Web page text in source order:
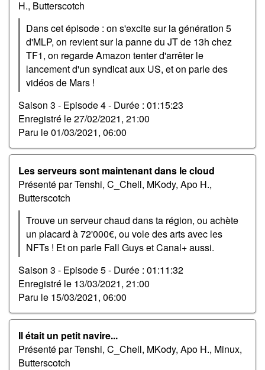
H., Butterscotch
Dans cet épisode : on s'excite sur la génération 5
d'MLP, on revient sur la panne du JT de 13h chez
TF1, on regarde Amazon tenter d'arrêter le
lancement d'un syndicat aux US, et on parle des
vidéos de Mars !
Saison 3 - Episode 4 - Durée : 01:15:23
Enregistré le27/02/2021, 21:00
Paru le01/03/2021, 06:00
Les serveurs sont maintenant dans le cloud
Présenté par Tenshi, C_Chell, MKody, Apo H.,
Butterscotch
Trouve un serveur chaud dans ta région, ou achète
un placard à 72'000€, ou vole des arts avec les
NFTs ! Et on parle Fall Guys et Canal+ aussi.
Saison 3 - Episode 5 - Durée : 01:11:32
Enregistré le 13/03/2021, 21:00
Paru le 15/03/2021, 06:00
Il était un petit navire...
Présenté par Tenshi, C_Chell, MKody, Apo H., Minux,
Butterscotch